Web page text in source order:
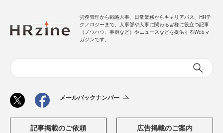
労務管理から戦略人事、日常業務からキャリアパス、HRテ
クノロジーまで、人事部や人事に関わる皆様に役立つ記事
（ノウハウ、事例など）やニュースなどを提供するWebマ
ガジンです。
メールバックナンバー
記事掲載のご依頼 広告掲載のご案内